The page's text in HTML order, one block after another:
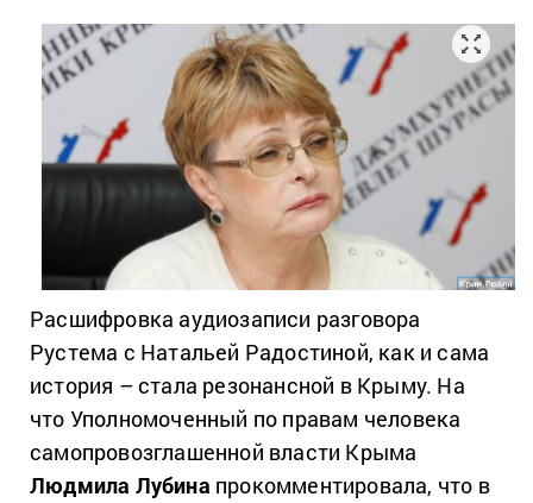
Расшифровка аудиозаписи разговора
Рустема с Натальей Радостиной, как и сама
история – стала резонансной в Крыму. На
что Уполномоченный по правам человека
самопровозглашенной власти Крыма
Людмила Лубина прокомментировала, что в